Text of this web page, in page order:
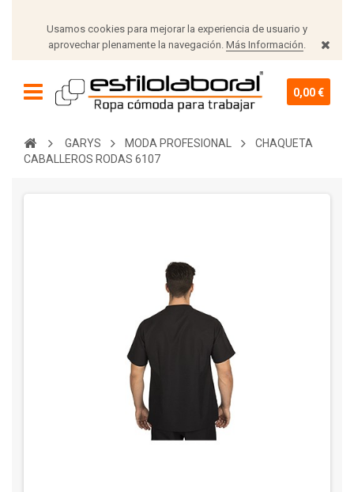
Usamos cookies para mejorar la experiencia de usuario y
aprovechar plenamente la navegación. Más Información.
0,00 €
GARYS MODA PROFESIONAL
CHAQUETA
CABALLEROS RODAS 6107